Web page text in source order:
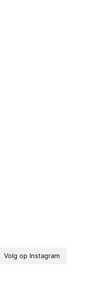
Volg op Instagram